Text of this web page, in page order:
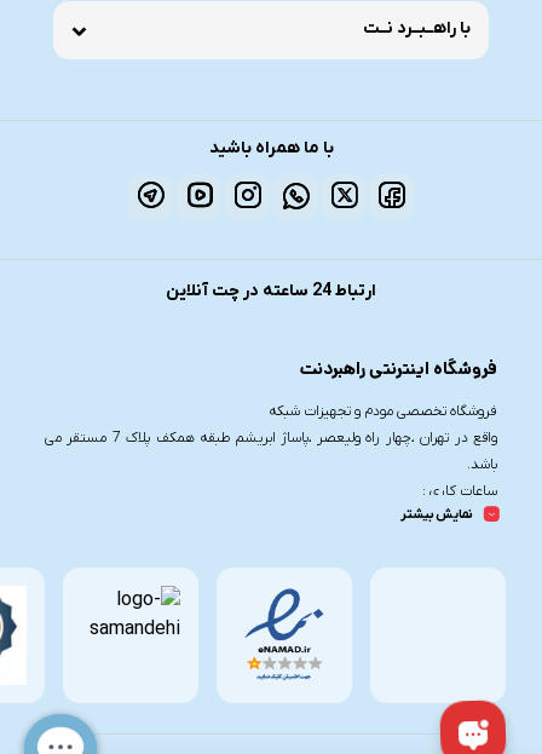
با راهــبــرد نــت
با ما همراه باشید
ارتباط 24 ساعته در چت آنلاین
فروشگاه اینترنتی راهبردنت
فروشگاه تخصصی مودم و تجهیزات شبکه
واقع در تهران ،چهار راه ولیعصر ،پاساژ ابریشم طبقه همکف پلاک 7 مستقر می
باشد.
ساعات کاری :
شنبه تا چهارشنبه از ساعت 9.30 تا 20
تلفن تماس :
نمایش بیشتر